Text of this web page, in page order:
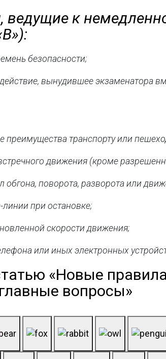
ведущие к
безопасности;
вынудившее экзаменатора
преимущества транспорту или
движения (кроме
обгона, поворота, разворота или
линии при остановке;
скорости движения;
или иных электронных
«Новые
вопросы»